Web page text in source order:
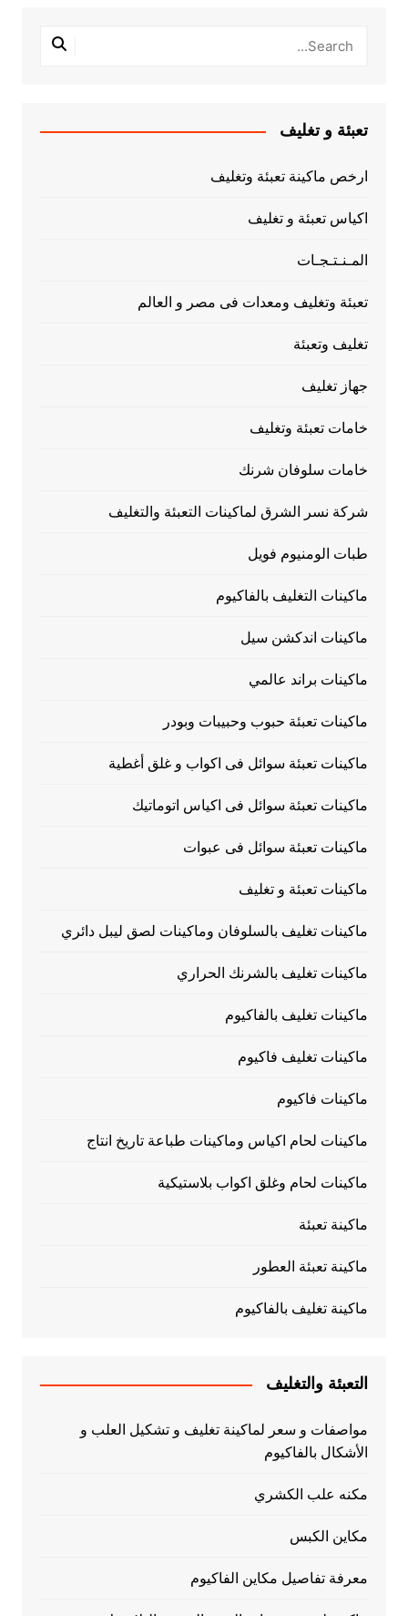
تعبئة و تغليف
ارخص ماكينة تعبئة وتغليف
اكياس تعبئة و تغليف
المـنـتـجـات
تعبئة وتغليف ومعدات فى مصر و العالم
تغليف وتعبئة
جهاز تغليف
خامات تعبئة وتغليف
خامات سلوفان شرنك
شركة نسر الشرق لماكينات التعبئة والتغليف
طبات الومنيوم فويل
ماكينات التغليف بالفاكيوم
ماكينات اندكشن سيل
ماكينات براند عالمي
ماكينات تعبئة حبوب وحبيبات وبودر
ماكينات تعبئة سوائل فى اكواب و غلق أغطية
ماكينات تعبئة سوائل فى اكياس اتوماتيك
ماكينات تعبئة سوائل فى عبوات
ماكينات تعبئة و تغليف
ماكينات تغليف بالسلوفان وماكينات لصق ليبل دائري
ماكينات تغليف بالشرنك الحراري
ماكينات تغليف بالفاكيوم
ماكينات تغليف فاكيوم
ماكينات فاكيوم
ماكينات لحام اكياس وماكينات طباعة تاريخ انتاج
ماكينات لحام وغلق اكواب بلاستيكية
ماكينة تعبئة
ماكينة تعبئة العطور
ماكينة تغليف بالفاكيوم
التعبئة والتغليف
مواصفات و سعر لماكينة تغليف و تشكيل العلب و
الأشكال بالفاكيوم
مكنه علب الكشري
مكاين الكبس
معرفة تفاصيل مكاين الفاكيوم